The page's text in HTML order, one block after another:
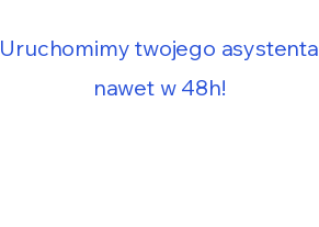
Uruchomimy twojego asystenta
nawet w 48h!